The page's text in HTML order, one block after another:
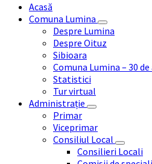
Acasă
Comuna Lumina
Despre Lumina
Despre Oituz
Sibioara
Comuna Lumina – 30
Statistici
Tur virtual
Administrație
Primar
Viceprimar
Consiliul Local
Consilieri Locali